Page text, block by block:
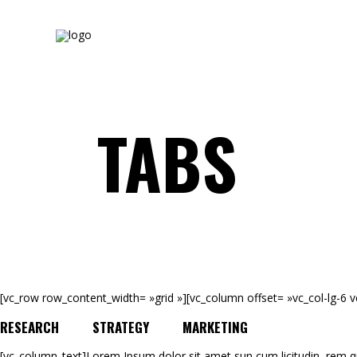
TABS
[vc_row row_content_width= »grid »][vc_column offset= »vc_col-lg-6
RESEARCH STRATEGY MARKETING